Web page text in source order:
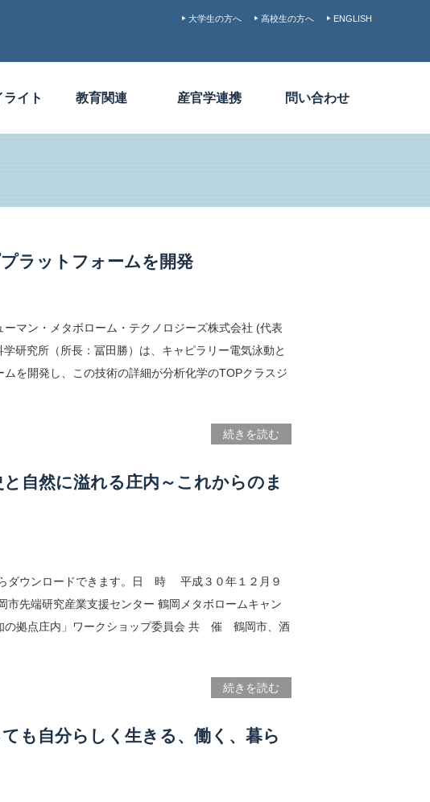
大学生の方へ 高校生の方へ ENGLISH
イト 教育関連 産官学連携 問い合わせ
ラットフォームを開発
マン・メタボローム・テクノロジーズ株式会社 (代表
研究所（所長：冨田勝）は、キャピラリー電気泳動と
を開発し、この技術の詳細が分析化学のTOPクラスジ
続きを読む
自然に溢れる庄内～これからのま
ダウンロードできます。日 時 平成３０年１２月９
端研究産業支援センター 鶴岡メタボロームキャン
拠点庄内」ワークショップ委員会 共 催 鶴岡市、酒
続きを読む
も自分らしく生きる、働く、暮ら